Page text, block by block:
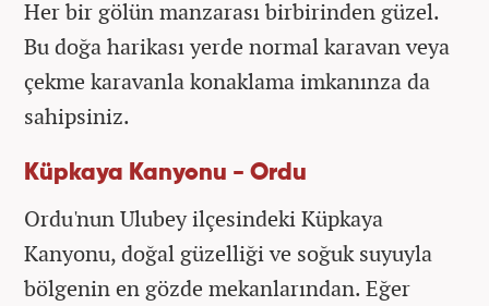
Her bir gölün manzarası birbirinden güzel.
Bu doğa harikası yerde normal karavan veya
çekme karavanla konaklama imkanınza da
sahipsiniz.
Küpkaya Kanyonu - Ordu
Ordu'nun Ulubey ilçesindeki Küpkaya
Kanyonu, doğal güzelliği ve soğuk suyuyla
bölgenin en gözde mekanlarından. Eğer